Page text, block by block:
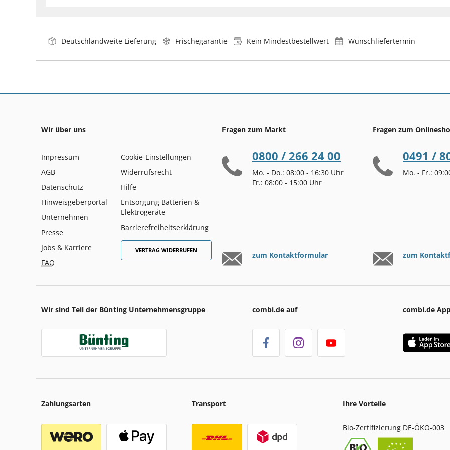
Deutschlandweite Lieferung Frischegarantie Kein Mindestbestellwert Wunschliefertermin
Wir über uns
Impressum
AGB
Datenschutz
Hinweisgeberportal
Unternehmen
Presse
Jobs & Karriere
FAQ
Cookie-Einstellungen
Widerrufsrecht
Hilfe
Entsorgung Batterien &
Elektrogeräte
Barrierefreiheitserklärung
VERTRAG WIDERRUFEN
Fragen zum Markt
0800 / 266 24 00
Mo. - Do.: 08:00 - 16:30 Uhr
Fr.: 08:00 - 15:00 Uhr
zum Kontaktformular
Fragen zum
0491 /
Mo. - Fr.:
zum
Wir sind Teil der Bünting Unternehmensgruppe combi.de auf combi.de
Zahlungsarten Transport Ihre Vorteile
Bio-Zertifizierung DE-ÖKO-003